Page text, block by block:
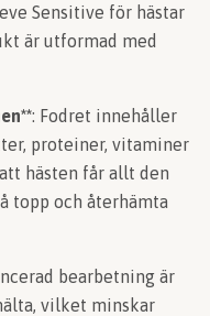
Sensitive för hästar
är utformad med
: Fodret innehåller
proteiner, vitaminer
hästen får allt den
topp och återhämta
bearbetning är
vilket minskar